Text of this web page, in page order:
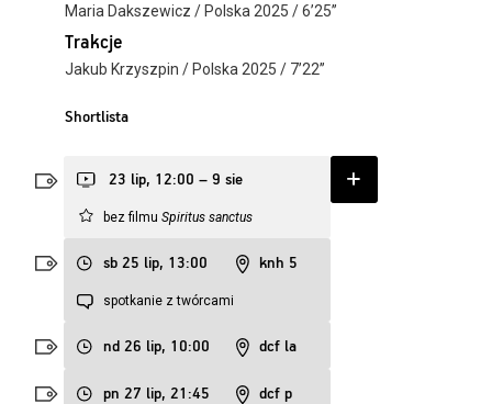
Maria Dakszewicz / Polska 2025 / 6’25’’
Trakcje
Jakub Krzyszpin / Polska 2025 / 7’22’’
Shortlista
sb 25 lip, 13:00 knh 5
spotkanie z twórcami
nd 26 lip, 10:00 dcf la
pn 27 lip, 21:45 dcf p
23 lip, 12:00 – 9 sie
bez filmuSpiritus sanctus